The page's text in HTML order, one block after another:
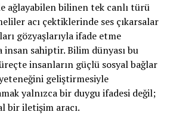
ağlayabilen bilinen tek canlı türü
acı çektiklerinde ses çıkarsalar
gözyaşlarıyla ifade etme
insan sahiptir. Bilim dünyası bu
insanların güçlü sosyal bağlar
geliştirmesiyle
yalnızca bir duygu ifadesi değil;
bir iletişim aracı.